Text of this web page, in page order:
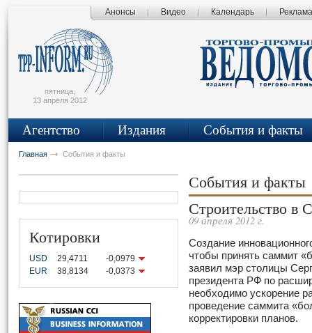
Анонсы Видео Календарь Реклама
пятница,
13 апреля 2012
Агентство Издания События и факты
Главная События и факты
Котировки
USD 29,4711
-0,0979
EUR
38,8134 -0,0373
События и факты
Строительство в
09 апреля 2012 г.
Создание
чтобы принять саммит
заявил мэр столицы
президента РФ по
необходимо ускорение
проведение саммита
корректировки планов.